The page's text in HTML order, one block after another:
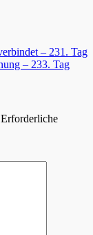
– 231. Tag
– 233. Tag
Erforderliche